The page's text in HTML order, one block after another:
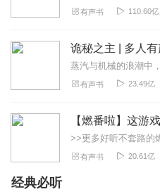
有声书 110.60亿
有声书 23.49亿
有声书 20.61亿
经典必听